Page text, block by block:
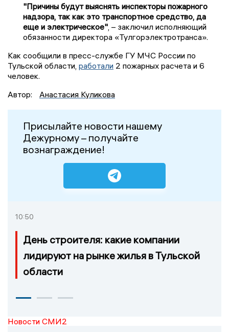
"Причины будут выяснять инспекторы пожарного
надзора, так как это транспортное средство, да
еще и электрическое" , – заключил исполняющий
обязанности директора «Тулгорэлектротранса».
Как сообщили в пресс-службе ГУ МЧС России по
Тульской области, работали 2 пожарных расчета и 6
человек.
Автор:
Анастасия Куликова
Присылайте новости нашему
Дежурному – получайте
вознаграждение!
10:50
День строителя: какие компании
лидируют на рынке жилья в Тульской
области
Новости СМИ2